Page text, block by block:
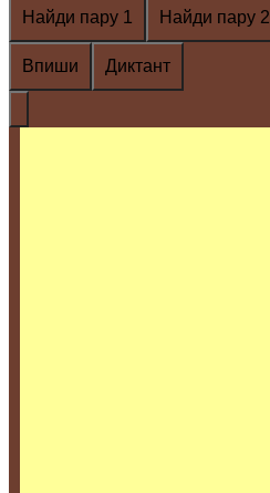
Найди пару 1
Найди пару 2
Впиши Диктант